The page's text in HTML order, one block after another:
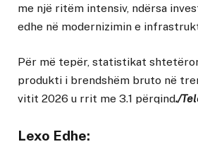
me një ritëm intensiv, ndërsa
edhe në modernizimin e
Për më tepër, statistikat
produkti i brendshëm bruto në
vitit 2026 u rrit me 3.1 përqind./
Lexo Edhe: